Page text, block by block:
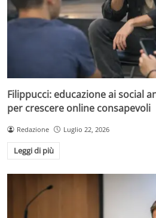
Filippucci: educazione ai social
per crescere online consapevoli
Redazione Luglio 22, 2026
Leggi di più